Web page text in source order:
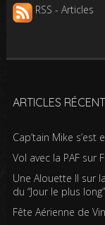
RSS - Articles
ARTICLES
Cap’tain Mike
Vol avec la PAF sur
Une Alouette II sur
du “Jour le plus long”
Fête Aérienne de